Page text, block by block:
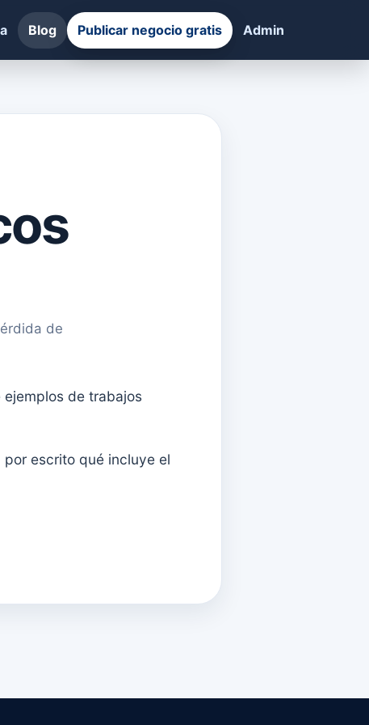
Blog Publicar negocio gratis Admin
de
de trabajos
escrito qué incluye el